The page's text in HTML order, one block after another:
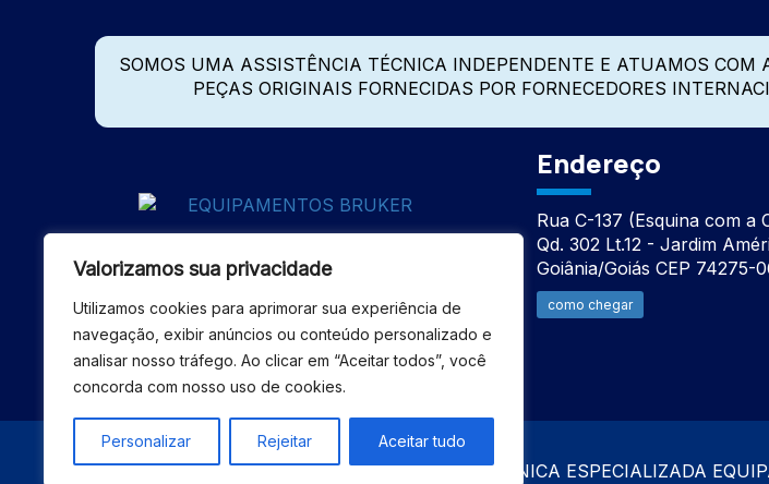
Valorizamos sua privacidade
Utilizamos cookies para aprimorar sua experiência de
navegação, exibir anúncios ou conteúdo personalizado e
analisar nosso tráfego. Ao clicar em “Aceitar todos”, você
concorda com nosso uso de cookies.
Personalizar Rejeitar Aceitar tudo
SOMOS UMA ASSISTÊNCIA TÉCNICA INDEPENDENTE E ATUAMOS
PEÇAS ORIGINAIS FORNECIDAS POR FORNECEDORES
Endereço
Rua C-137 (Esquina com a
Qd. 302 Lt.12 - Jardim
Goiânia/Goiás CEP 74275-
como chegar
© 2026 - ASSISTÊNCIA TÉCNICA ESPECIALIZADA